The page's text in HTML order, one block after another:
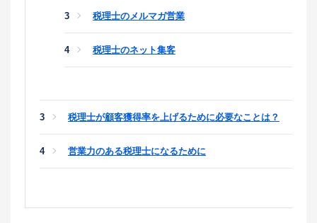
税理士のメルマガ営業
税理士のネット集客
税理士が顧客獲得率を上げるために必要なことは？
営業力のある税理士になるために